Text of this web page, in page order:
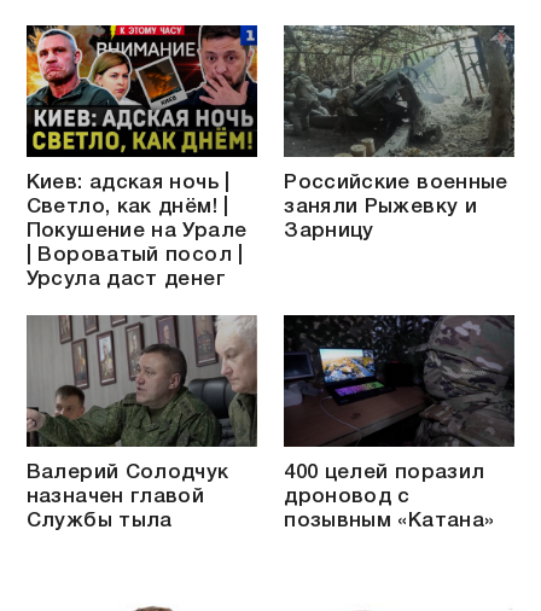
Киев: адская ночь |
Светло, как днём! |
Покушение на Урале
| Вороватый посол |
Урсула даст денег
Российские военные
заняли Рыжевку и
Зарницу
Валерий Солодчук
назначен главой
Службы тыла
400 целей поразил
дроновод с
позывным «Катана»